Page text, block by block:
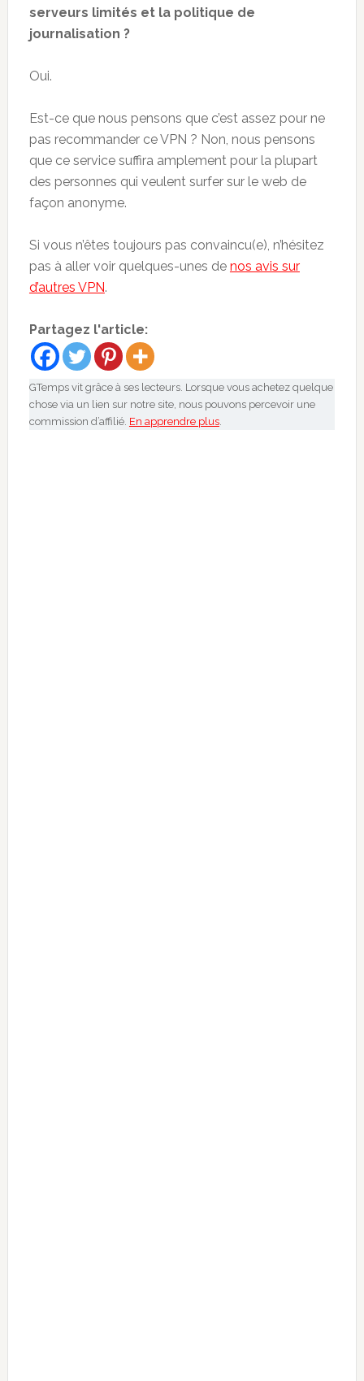
serveurs limités et la politique de
journalisation ?
Oui.
Est-ce que nous pensons que c’est assez pour ne
pas recommander ce VPN ? Non, nous pensons
que ce service suffira amplement pour la plupart
des personnes qui veulent surfer sur le web de
façon anonyme.
Si vous n’êtes toujours pas convaincu(e), n’hésitez
pas à aller voir quelques-unes de nos avis sur
d’autres VPN.
Partagez l'article:
GTemps vit grâce à ses lecteurs. Lorsque vous achetez quelque
chose via un lien sur notre site, nous pouvons percevoir une
commission d’affilié. En apprendre plus.